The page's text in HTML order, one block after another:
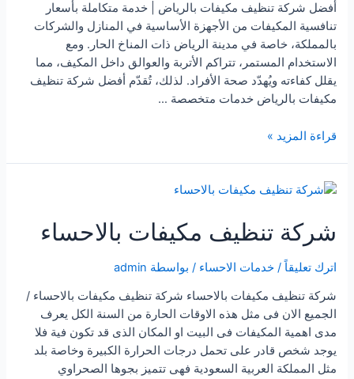
أفضل شركة تنظيف مكيفات بالرياض | خدمة متكاملة بأسعار
تنافسية المكيفات من الأجهزة الأساسية في المنازل والشركات
بالمملكة، خاصة في مدينة الرياض ذات المناخ الحار. ومع
الاستخدام المستمر، تتراكم الأتربة والعوالق داخل المكيف، مما
يقلل كفاءته ويُهدّد صحة الأفراد. لذلك، تُقدّم أفضل شركة تنظيف
مكيفات بالرياض خدمات متخصصة …
شركة
بالرياض
قراءة المزيد »
شركة تنظيف مكيفات بالاحساء
اترك تعليقاً /خدمات الاحساء / بواسطة admin
شركة تنظيف مكيفات بالاحساء شركة تنظيف مكيفات بالاحساء /
الجميع الان فى مثل هذه الاوقات الحارة من السنة الكل يعرف
مدى اهمية المكيفات فى البيت او المكان الذى قد تكون فية فلا
يوجد شخص قادر على تحمل درجات الحرارة الكبيرة وخاصة بلد
مثل المملكة العربية السعودية فهى تتميز بجوها الصحراوي